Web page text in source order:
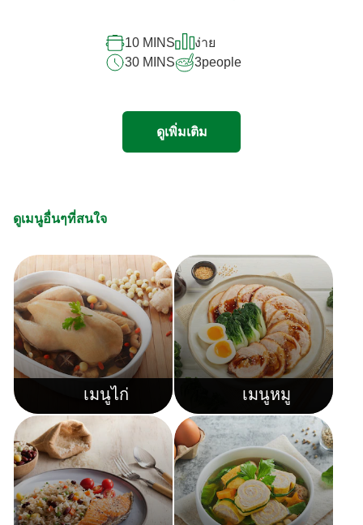
สำหรับ
recipe
นี้
10 MINS
ง่าย
30 MINS
3people
ดูเพิ่มเติม
ดูเมนูอื่นๆที่สนใจ
เมนูไก่ เมนูหมู